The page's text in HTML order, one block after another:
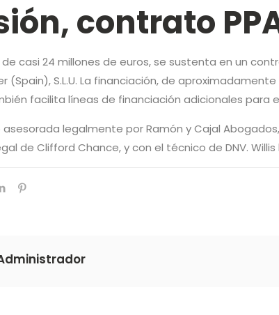
contrato
casi 24 millones de euros, se sustenta en un
(Spain), S.L.U. La financiación, de
facilita líneas de financiación adicionales para
asesorada legalmente por Ramón y Cajal
de Clifford Chance, y con el técnico de DNV.